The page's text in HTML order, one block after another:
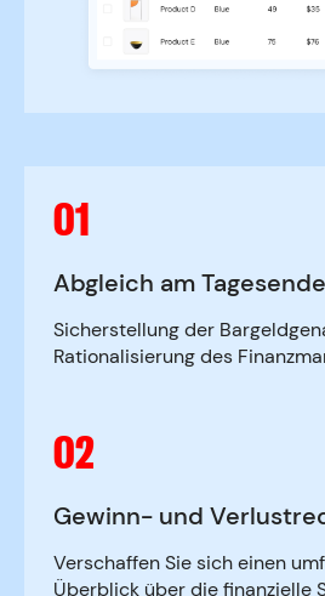
01
Abgleich am Tagesende
Sicherstellung der
Rationalisierung des
02
Gewinn- und
Verschaffen Sie sich einen
Überblick über die finanzielle